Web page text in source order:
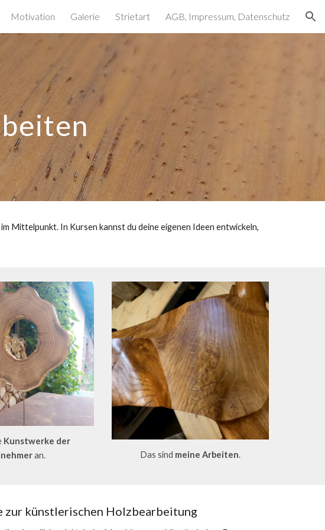
Skip to navigation
Motivation Galerie Strietart AGB, Impressum, Datenschutz
Mittelpunkt. In Kursen kannst du deine eigenen Ideen entwickeln,
Kunstwerke der
an. Das sind meine Arbeiten.
zur künstlerischen Holzbearbeitung